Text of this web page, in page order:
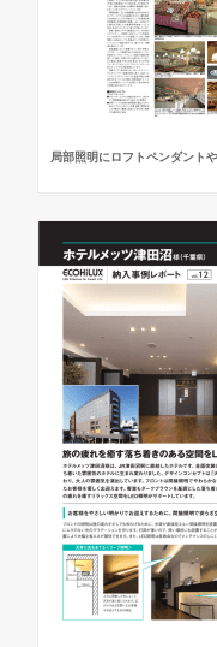
局部照明にロフトペンダント